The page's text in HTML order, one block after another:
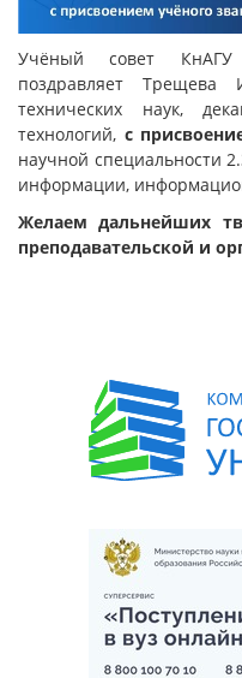
Учёный совет КнАГУ
поздравляет Трещева
технических наук,
технологий, с
научной специальности
информации,
Желаем дальнейших
преподавательской и